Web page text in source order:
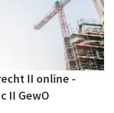
II online -
II GewO